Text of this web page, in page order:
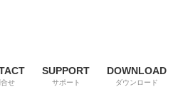
せ
SUPPORT
サポート
DOWNLOAD
ダウンロード